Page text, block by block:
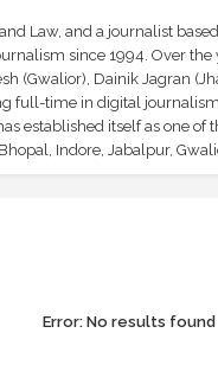
Law, and a journalist
since 1994. Over
(Gwalior), Dainik Jagran
full-time in digital
established itself as one of
Indore, Jabalpur,
Error:No results found